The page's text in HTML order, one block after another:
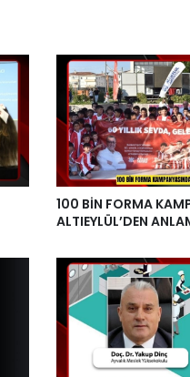
100 BİN FORMA
ALTIEYLÜL’DEN